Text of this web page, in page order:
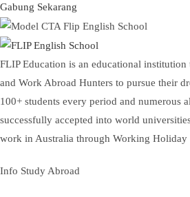
Gabung Sekarang
FLIP Education is an educational
and Work Abroad Hunters to pursue their
100+ students every period and numerous
successfully accepted into world
work in Australia through Working Holiday
Info Study Abroad